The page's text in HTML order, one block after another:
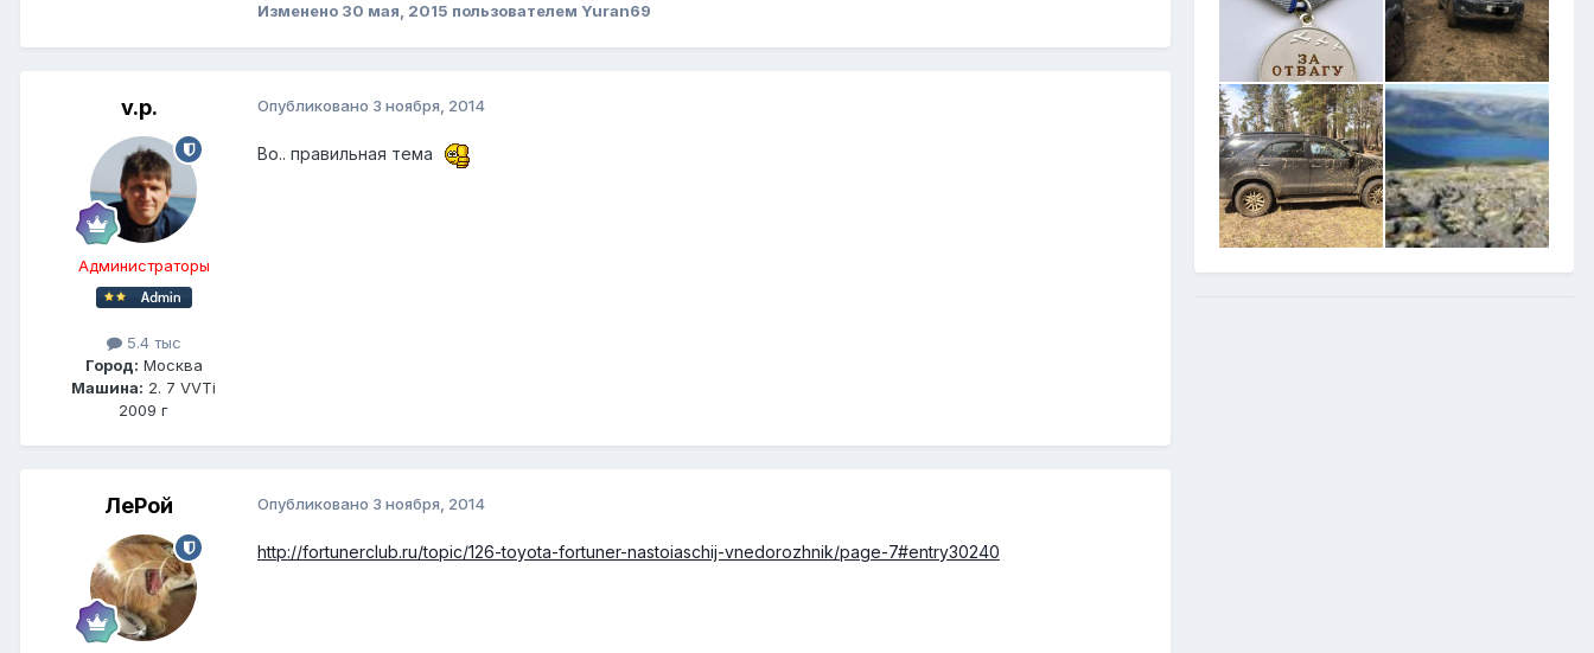
Изменено 30 мая, 2015 пользователем Yuran69
v.p.
Администраторы
5.4 тыс
Город: Москва
Машина: 2. 7 VVTi
2009 г
Опубликовано 3 ноября, 2014
Во.. правильная тема
ЛеРой Опубликовано 3 ноября, 2014
http://fortunerclub.ru/topic/126-toyota-fortuner-nastoiaschij-vnedorozhnik/page-7#entry30240